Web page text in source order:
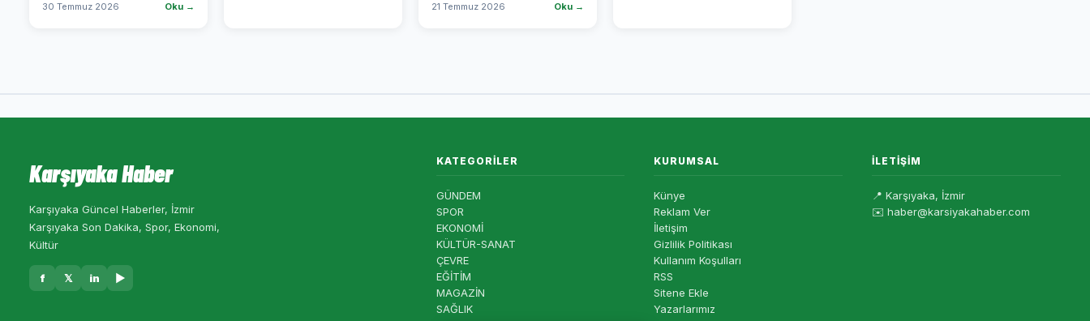
30 Temmuz 2026 Oku → 21 Temmuz 2026 Oku →
Karşıyaka Haber
Karşıyaka Güncel Haberler, İzmir
Karşıyaka Son Dakika, Spor, Ekonomi,
Kültür
f 𝕏 in ▶
KATEGORILER
GÜNDEM
SPOR
EKONOMİ
KÜLTÜR-SANAT
ÇEVRE
EĞİTİM
MAGAZİN
SAĞLIK
KURUMSAL
Künye
Reklam Ver
İletişim
Gizlilik Politikası
Kullanım Koşulları
RSS
Sitene Ekle
Yazarlarımız
İLETIŞIM
📍 Karşıyaka, İzmir
✉️ haber@karsiyakahaber.com